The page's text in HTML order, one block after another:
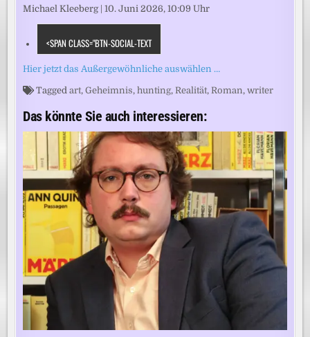
Michael Kleeberg|10. Juni 2026, 10:09 Uhr
<SPAN CLASS="BTN-SOCIAL-TEXT
Hier jetzt das Außergewöhnliche auswählen …
Taggedart,Geheimnis,hunting,Realität,Roman,writer
Das könnte Sie auch interessieren: